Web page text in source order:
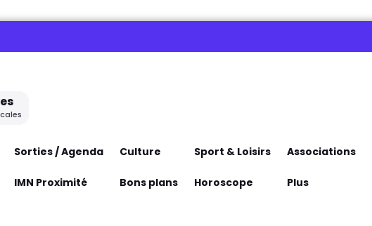
Sorties / Agenda Culture Sport & Loisirs Associations
IMN Proximité Bons plans Horoscope Plus